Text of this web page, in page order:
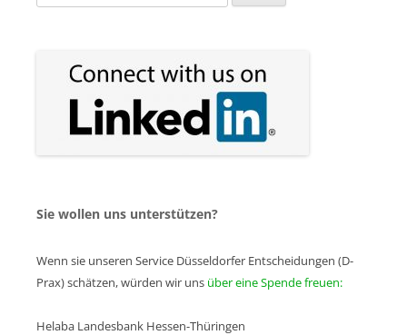
nach:
Sie wollen uns unterstützen?
Wenn sie unseren Service Düsseldorfer Entscheidungen (D-
Prax) schätzen, würden wir uns über eine Spende freuen:
Helaba Landesbank Hessen-Thüringen